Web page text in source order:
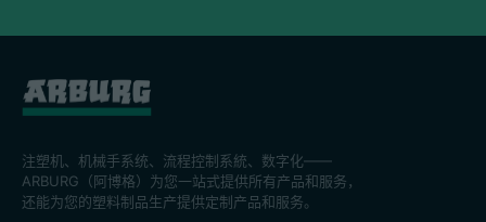
注塑机、机械手系统、流程控制系統、数字化——
ARBURG（阿博格）为您一站式提供所有产品和服务，
还能为您的塑料制品生产提供定制产品和服务。